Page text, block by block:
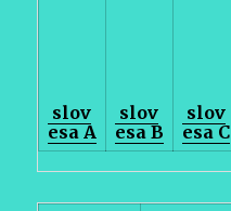
slov
esa A
slov
esa B
slov
esa C